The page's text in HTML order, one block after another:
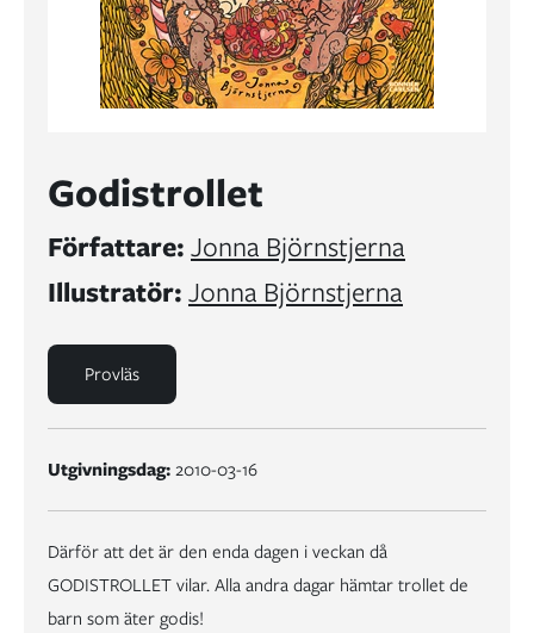
Godistrollet
Författare:Jonna Björnstjerna
Illustratör:Jonna Björnstjerna
Provläs
Utgivningsdag:2010-03-16
Därför att det är den enda dagen i veckan då
GODISTROLLET vilar. Alla andra dagar hämtar trollet de
barn som äter godis!